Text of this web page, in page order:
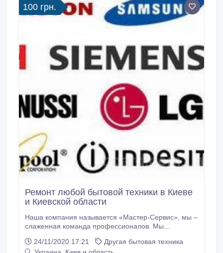
100 грн.
Ремонт любой бытовой техники в Киеве
и Киевской области
Наша компания называется «Мастер-Сервис», мы –
слаженная команда профессионалов. Мы
7 лет, выполняем сервисное обслуживание,24/11/2020 17:21
Другая бытовая техника